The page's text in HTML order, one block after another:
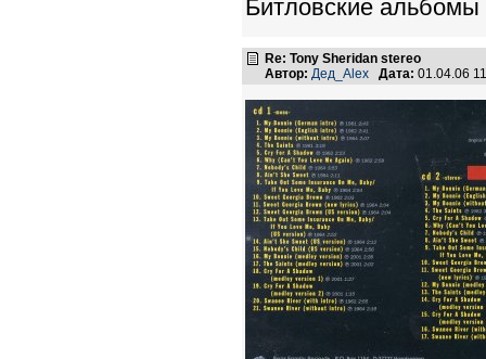
Битловские альбомы
Re: Tony Sheridan stereo
Автор: Дед_Alex Дата: 01.04.06